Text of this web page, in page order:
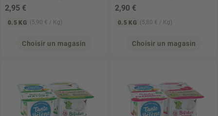
2,95 €
0.5 KG (5,90 € / Kg)
Choisir un magasin
2,90 €
0.5 KG (5,80 € / Kg)
Choisir un magasin